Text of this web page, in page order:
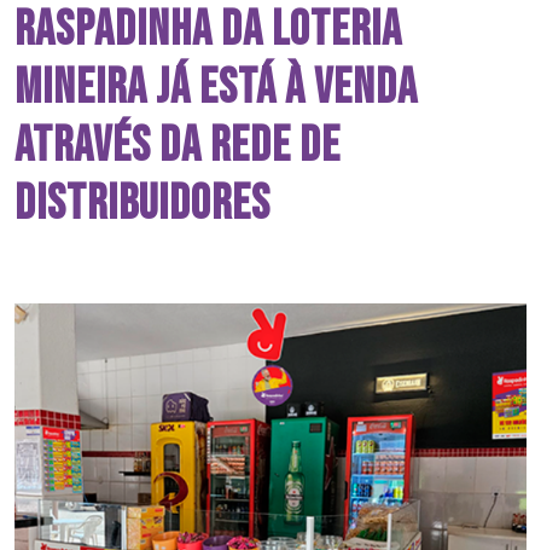
Raspadinha da Loteria
Mineira já está à venda
através da rede de
distribuidores